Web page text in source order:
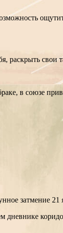
раскрыть свои
в союзе
затмение 21
дневнике